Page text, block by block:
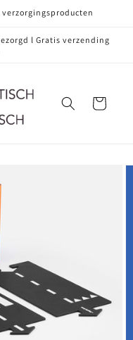
l Gratis verzending
Winkelwagen